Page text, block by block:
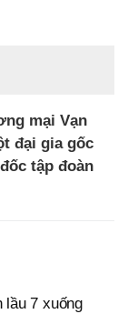
mại Vạn
đại gia gốc
tập đoàn
lầu 7 xuống